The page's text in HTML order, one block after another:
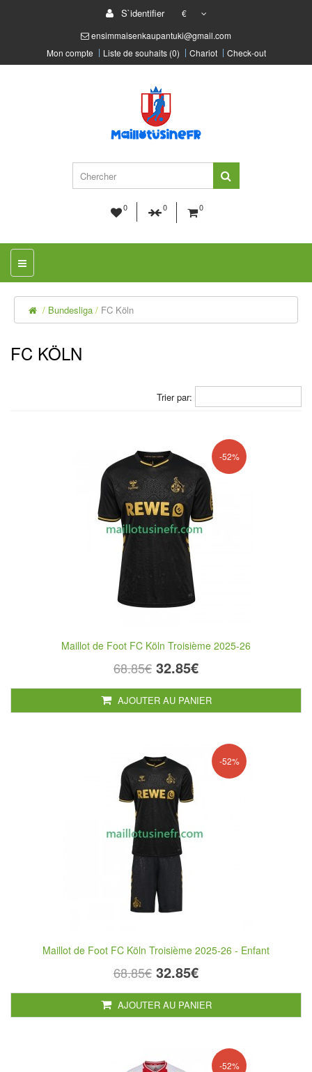
S`identifier
€
ensimmaisenkaupantuki@gmail.com
Mon compte
Liste de souhaits (0) Chariot Check-out
0 0 0
Bundesliga FC Köln
FC KÖLN
Trier par:
-52%
Maillot de Foot FC Köln Troisième 2025-26
68.85€ 32.85€
AJOUTER AU PANIER
-52%
Maillot de Foot FC Köln Troisième 2025-26 - Enfant
68.85€ 32.85€
AJOUTER AU PANIER
-52%